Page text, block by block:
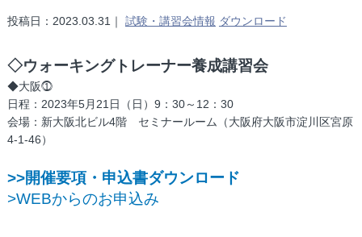
投稿日：2023.03.31｜ 試験・講習会情報 ダウンロード
◇ウォーキングトレーナー養成講習会
◆大阪⓵
日程：2023年5月21日（日）9：30～12：30
会場：新大阪北ビル4階 セミナールーム（大阪府大阪市淀川区宮原
4-1-46）
>>開催要項・申込書ダウンロード
>WEBからのお申込み